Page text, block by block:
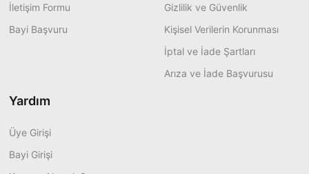
İletişim Formu
Bayi Başvuru
Gizlilik ve Güvenlik
Kişisel Verilerin Korunması
İptal ve İade Şartları
Arıza ve İade Başvurusu
Yardım
Üye Girişi
Bayi Girişi